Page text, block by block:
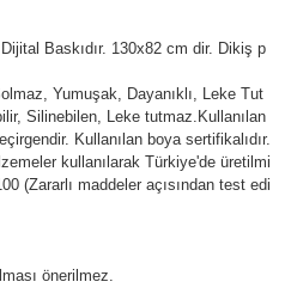
Baskıdır. 130x82 cm dir. Dikiş p
Yumuşak, Dayanıklı, Leke Tut
Silinebilen, Leke tutmaz.Kullanılan
Kullanılan boya sertifikalıdır.
kullanılarak Türkiye'de üretilmi
(Zararlı maddeler açısından test edi
önerilmez.